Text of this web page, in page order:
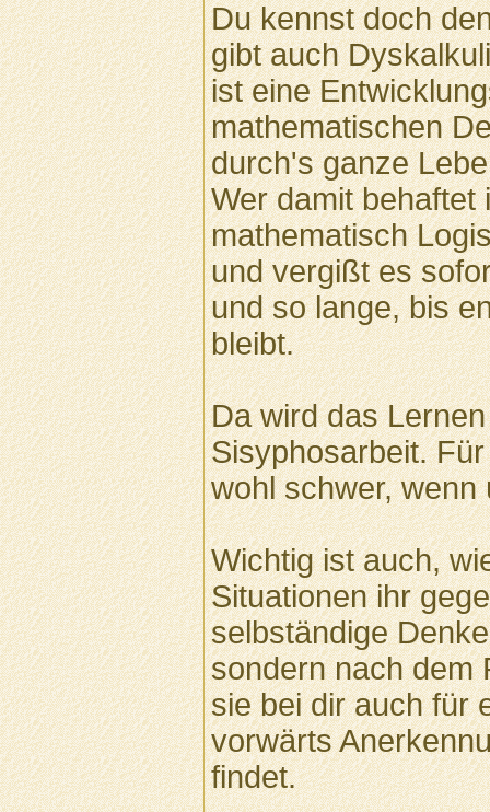
Du kennst doch
gibt auch
ist eine
mathematischen
durch's ganze
Wer damit
mathematisch
und vergißt es
und so lange, bis
bleibt.
Da wird das
Sisyphosarbeit.
wohl schwer,
Wichtig ist auch,
Situationen ihr
selbständige
sondern nach dem
sie bei dir auch für
vorwärts
findet.